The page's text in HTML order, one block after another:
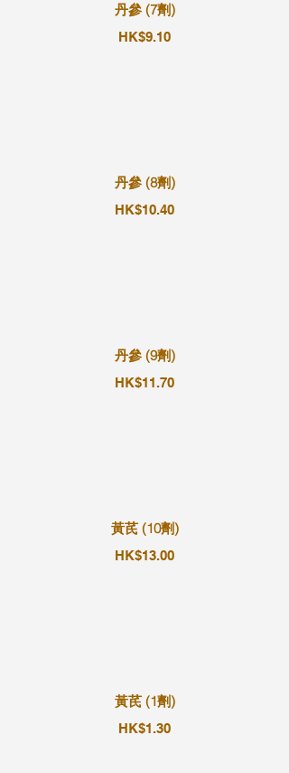
丹參 (7劑)
HK$9.10
丹參 (8劑)
HK$10.40
丹參 (9劑)
HK$11.70
黃芪 (10劑)
HK$13.00
黃芪 (1劑)
HK$1.30